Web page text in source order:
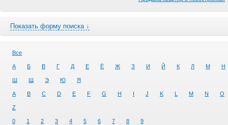
Показать форму поиска ↓
Все
А Б В Г Д Е Ё Ж З И Й К Л М Н
Ш Щ Э Ю Я
A B C D E F G H I J K L M N O
Z
0 1 2 3 4 5 6 7 8 9